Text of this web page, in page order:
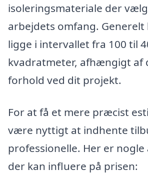
isoleringsmateriale der
arbejdets omfang. Generelt
ligge i intervallet fra 100 til
kvadratmeter, afhængigt af
forhold ved dit projekt.
For at få et mere præcist
være nyttigt at indhente
professionelle. Her er nogle
der kan influere på prisen: